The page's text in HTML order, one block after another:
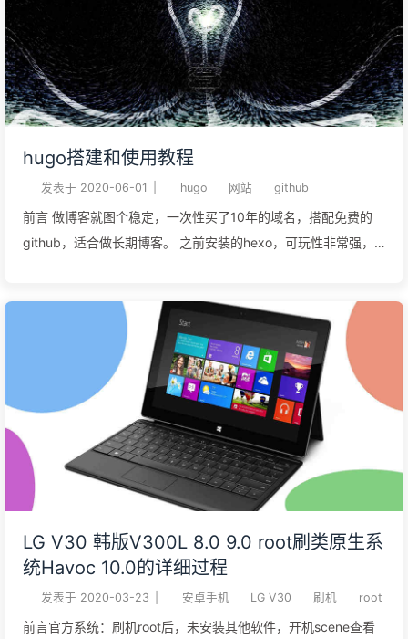
源为国内源deb http://mirrors.tuna.tsinghua.edu.cndebian
stretch main contrib non-freedeb
http://mirrors.tuna.tsinghua.edu.cn/debian stretch ...
hugo搭建和使用教程
发表于 2020-06-01 hugo 网站 github
前言 做博客就图个稳定，一次性买了10年的域名，搭配免费的
github，适合做长期博客。 之前安装的hexo，可玩性非常强，
响心情，自己都懒得搭理博客了，国内cdn加速需要备案，只是
做个小站，不想太麻烦。 所幸，无意中发现荒野无灯大神把站转
移到hugo，访问速度非常快，于是自己马上搭建了一个，打开文
章页面基本上是秒开，之前hexo打开文章大约要5-6秒，用不同
设备，不同网络测试很多次，hugo博客的访问速度要快4倍以
上。并且文章越多，hugo的优势就越明显，为避免以后迁移麻
烦，所以赶紧把博客迁到了hugo。主题也是我喜欢的，非常简
洁。 下面开始教程吧！！！ 安装hugo下载hugo
加到Windows的环境变量 PATH中系统变量和用户变量都添加
D:\hugo\bin下载Git https://git-scm.com 并安装下载Go语言开
发环境 https://gol ...
LG V30 韩版V300L 8.0 9.0 root刷类原生系
统Havoc 10.0的详细过程
发表于 2020-03-23 安卓手机 LG V30 刷机 root
前言官方系统：刷机root后，未安装其他软件，开机scene查看